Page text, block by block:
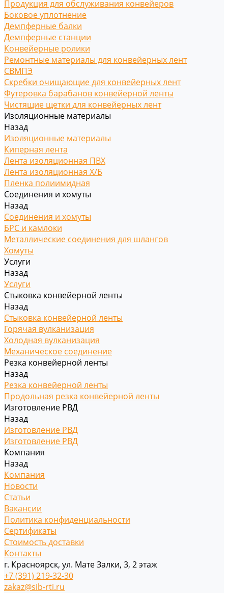
Продукция для обслуживания конвейеров
Боковое уплотнение
Демпферные балки
Демпферные станции
Конвейерные ролики
Ремонтные материалы для конвейерных лент
СВМПЭ
Скребки очищающие для конвейерных лент
Футеровка барабанов конвейерной ленты
Чистящие щетки для конвейерных лент
Изоляционные материалы
Назад
Изоляционные материалы
Киперная лента
Лента изоляционная ПВХ
Лента изоляционная Х/Б
Пленка полиимидная
Соединения и хомуты
Назад
Соединения и хомуты
БРС и камлоки
Металлические соединения для шлангов
Хомуты
Услуги
Назад
Услуги
Стыковка конвейерной ленты
Назад
Стыковка конвейерной ленты
Горячая вулканизация
Холодная вулканизация
Механическое соединение
Резка конвейерной ленты
Назад
Резка конвейерной ленты
Продольная резка конвейерной ленты
Изготовление РВД
Назад
Изготовление РВД
Изготовление РВД
Компания
Назад
Компания
Новости
Статьи
Вакансии
Политика конфиденциальности
Сертификаты
Стоимость доставки
Контакты
г. Красноярск, ул. Мате Залки, 3, 2 этаж
+7 (391) 219-32-30
zakaz@sib-rti.ru